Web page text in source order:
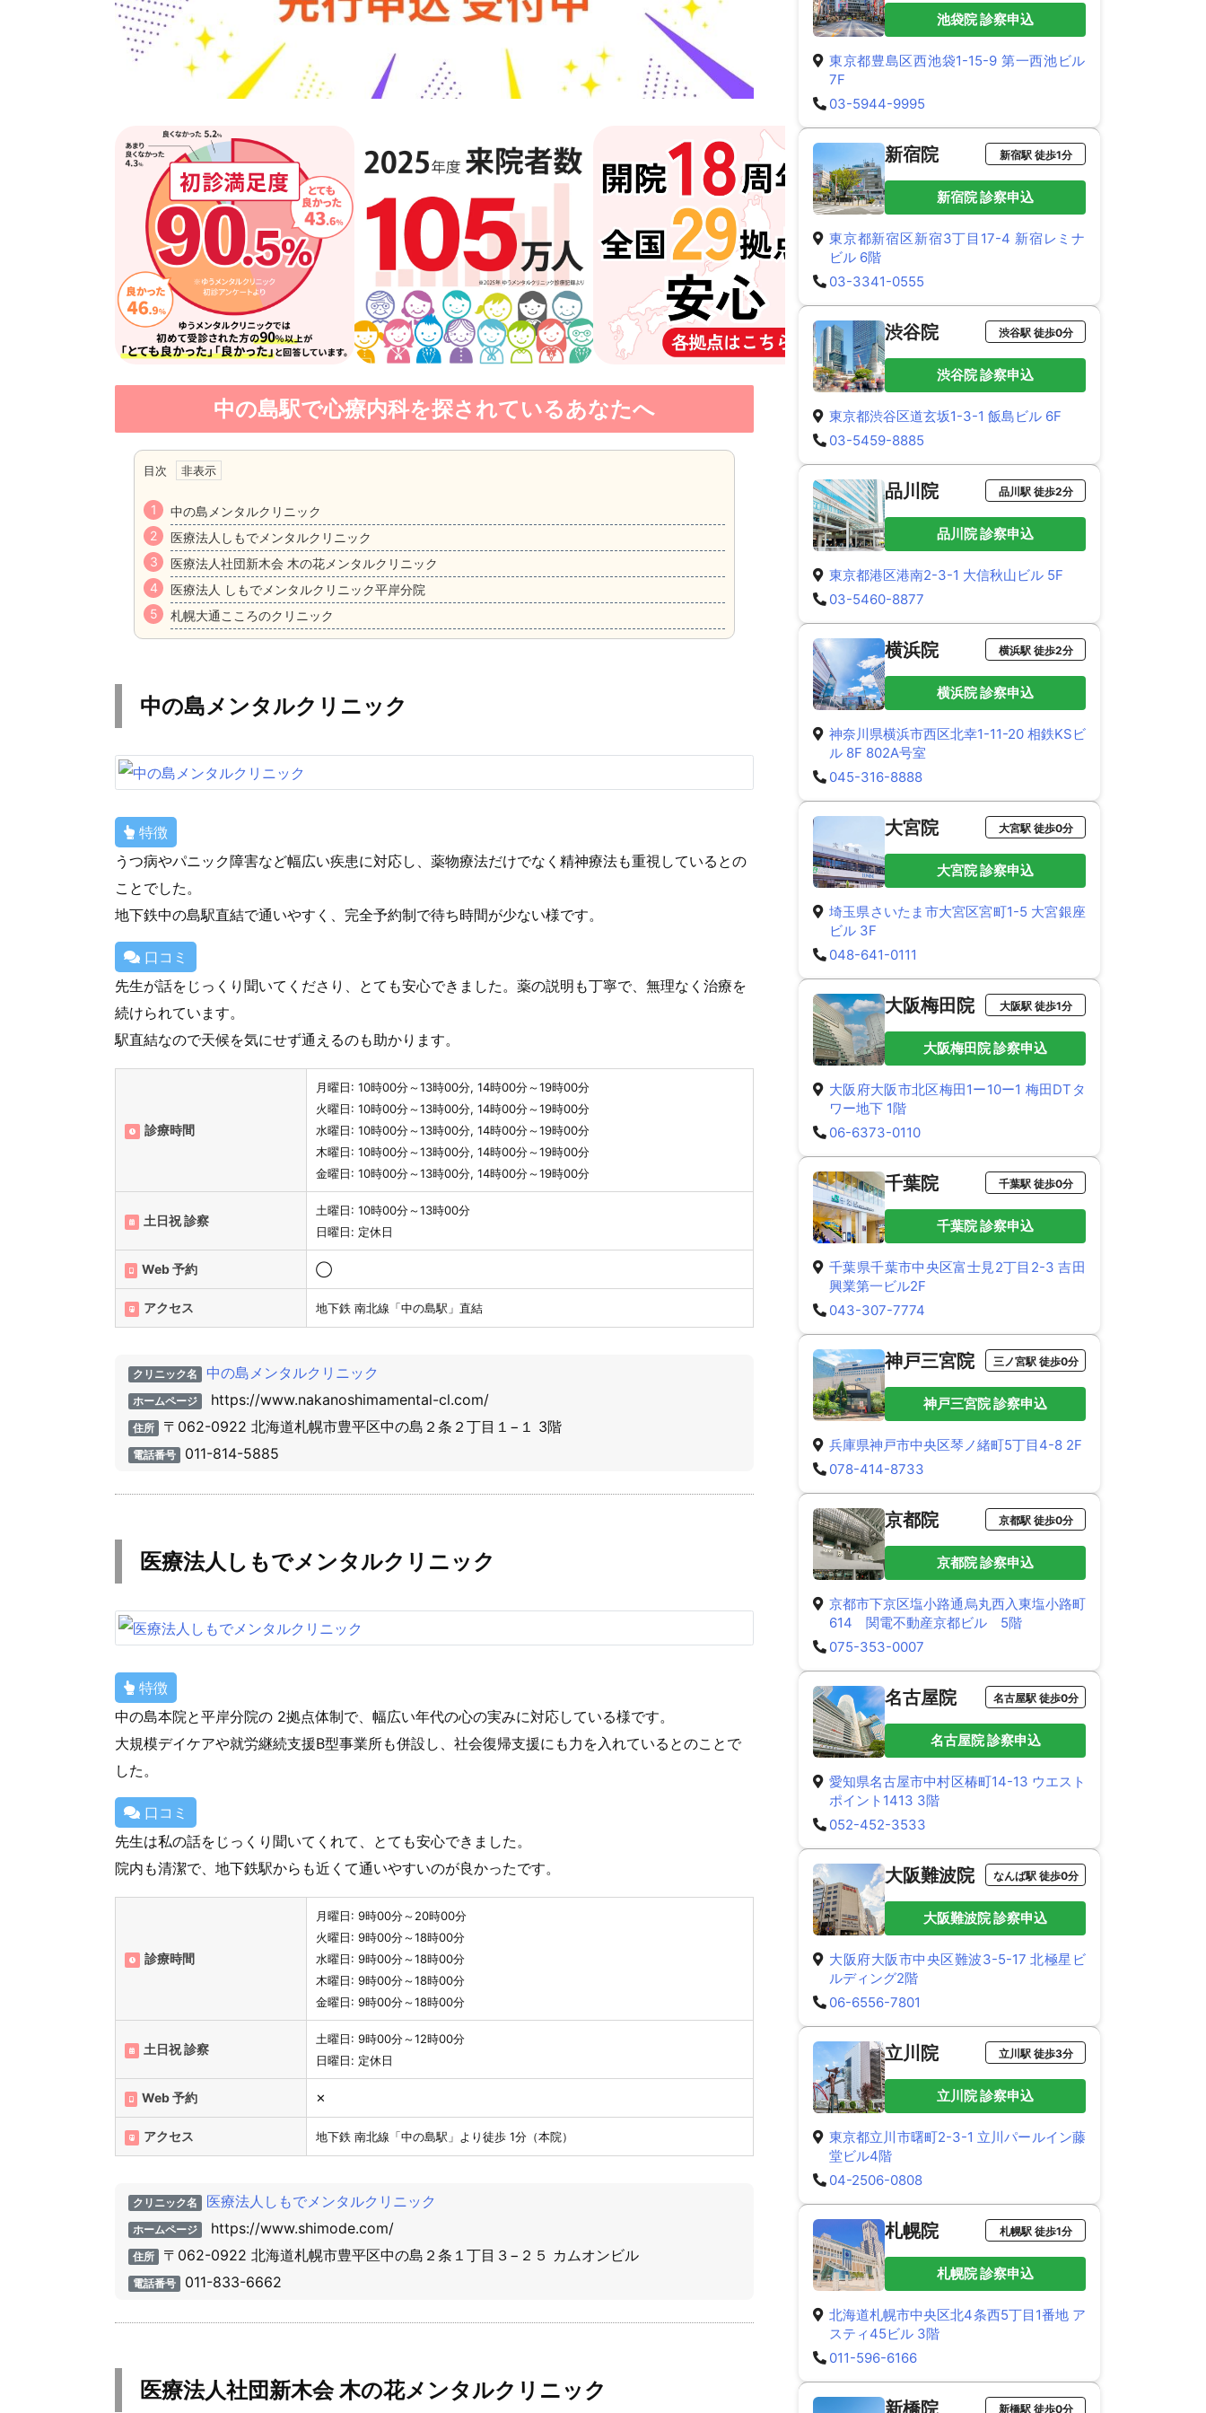
中の島駅で心療内科を探されているあなたへ
目次
中の島メンタルクリニック
医療法人しもでメンタルクリニック
医療法人社団新木会 木の花メンタルクリニック
医療法人 しもでメンタルクリニック平岸分院
札幌大通こころのクリニック
中の島メンタルクリニック
特徴
うつ病やパニック障害など幅広い疾患に対応し、薬物療法だけでなく精神療法も重視しているとの
ことでした。
地下鉄中の島駅直結で通いやすく、完全予約制で待ち時間が少ない様です。
口コミ
先生が話をじっくり聞いてくださり、とても安心できました。薬の説明も丁寧で、無理なく治療を
続けられています。
駅直結なので天候を気にせず通えるのも助かります。
診療時間
月曜日: 10時00分～13時00分, 14時00分～19時00分
火曜日: 10時00分～13時00分, 14時00分～19時00分
水曜日: 10時00分～13時00分, 14時00分～19時00分
木曜日: 10時00分～13時00分, 14時00分～19時00分
金曜日: 10時00分～13時00分, 14時00分～19時00分
土日祝 診察
土曜日: 10時00分～13時00分
日曜日: 定休日
Web 予約 ◯
アクセス 地下鉄 南北線「中の島駅」直結
クリニック名 中の島メンタルクリニック
ホームページ https://www.nakanoshimamental-cl.com/
住所 〒062-0922 北海道札幌市豊平区中の島２条２丁目１−１ 3階
電話番号 011-814-5885
医療法人しもでメンタルクリニック
特徴
中の島本院と平岸分院の 2拠点体制で、幅広い年代の心の実みに対応している様です。
大規模デイケアや就労継続支援B型事業所も併設し、社会復帰支援にも力を入れているとのことで
した。
口コミ
先生は私の話をじっくり聞いてくれて、とても安心できました。
院内も清潔で、地下鉄駅からも近くて通いやすいのが良かったです。
診療時間
月曜日: 9時00分～20時00分
火曜日: 9時00分～18時00分
水曜日: 9時00分～18時00分
木曜日: 9時00分～18時00分
金曜日: 9時00分～18時00分
土日祝 診察
土曜日: 9時00分～12時00分
日曜日: 定休日
Web 予約 ✕
アクセス 地下鉄 南北線「中の島駅」より徒歩 1分（本院）
クリニック名 医療法人しもでメンタルクリニック
ホームページ https://www.shimode.com/
住所 〒062-0922 北海道札幌市豊平区中の島２条１丁目３−２５ カムオンビル
電話番号 011-833-6662
医療法人社団新木会 木の花メンタルクリニック
池袋院 診察申込
東京都豊島区西池袋1-15-9 第一西池ビル
7F
03-5944-9995
新宿院 新宿駅 徒歩1分
新宿院 診察申込
東京都新宿区新宿3丁目17-4 新宿レミナ
ビル 6階
03-3341-0555
渋谷院 渋谷駅 徒歩0分
渋谷院 診察申込
東京都渋谷区道玄坂1-3-1 飯島ビル 6F
03-5459-8885
品川院 品川駅 徒歩2分
品川院 診察申込
東京都港区港南2-3-1 大信秋山ビル 5F
03-5460-8877
横浜院 横浜駅 徒歩2分
横浜院 診察申込
神奈川県横浜市西区北幸1-11-20 相鉄KSビ
ル 8F 802A号室
045-316-8888
大宮院 大宮駅 徒歩0分
大宮院 診察申込
埼玉県さいたま市大宮区宮町1-5 大宮銀座
ビル 3F
048-641-0111
大阪梅田院 大阪駅 徒歩1分
大阪梅田院 診察申込
大阪府大阪市北区梅田1ー10ー1 梅田DTタ
ワー地下 1階
06-6373-0110
千葉院 千葉駅 徒歩0分
千葉院 診察申込
千葉県千葉市中央区富士見2丁目2-3 吉田
興業第一ビル2F
043-307-7774
神戸三宮院 三ノ宮駅 徒歩0分
神戸三宮院 診察申込
兵庫県神戸市中央区琴ノ緒町5丁目4-8 2F
078-414-8733
京都院 京都駅 徒歩0分
京都院 診察申込
京都市下京区塩小路通烏丸西入東塩小路町
614 関電不動産京都ビル 5階
075-353-0007
名古屋院 名古屋駅 徒歩0分
名古屋院 診察申込
愛知県名古屋市中村区椿町14-13 ウエスト
ポイント1413 3階
052-452-3533
大阪難波院 なんば駅 徒歩0分
大阪難波院 診察申込
大阪府大阪市中央区難波3-5-17 北極星ビ
ルディング2階
06-6556-7801
立川院 立川駅 徒歩3分
立川院 診察申込
東京都立川市曙町2-3-1 立川パールイン藤
堂ビル4階
04-2506-0808
札幌院 札幌駅 徒歩1分
札幌院 診察申込
北海道札幌市中央区北4条西5丁目1番地 ア
スティ45ビル 3階
011-596-6166
新橋院 新橋駅 徒歩0分